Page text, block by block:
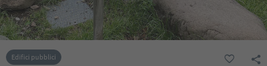
Edifici pubblici